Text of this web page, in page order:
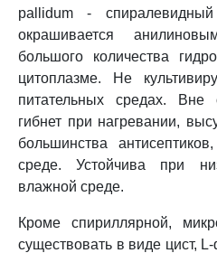
pallidum -
окрашивается
большого количества
цитоплазме. Не
питательных средах. Вне
гибнет при нагревании,
большинства
среде. Устойчива при
влажной среде.
Кроме спириллярной,
существовать в виде цист,